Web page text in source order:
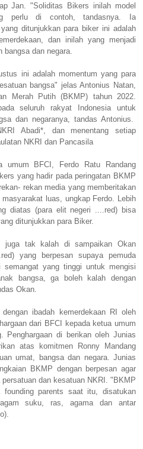
Jan. "Soliditas Bikers inilah model
perlu di contoh, tandasnya. Ia
ditunjukkan para biker ini adalah
dan inilah yang menjadi
bangsa dan negara.
ini adalah momentum yang para
bangsa" jelas Antonius Natan,
Merah Putih (BKMP) tahun 2022.
seluruh rakyat Indonesia untuk
dan negaranya, tandas Antonius.
Abadi*, dan menentang setiap
NKRI dan Pancasila
umum BFCI, Ferdo Ratu Randang
yang hadir pada peringatan BKMP
rekan media yang memberitakan
luas, ungkap Ferdo. Lebih
diatas (para elit negeri ....red) bisa
ditunjukkan para Biker.
juga tak kalah di sampaikan Okan
yang berpesan supaya pemuda
semangat yang tinggi untuk mengisi
bangsa, ga boleh kalah dengan
Okan.
ibadah kemerdekaan RI oleh
dari BFCI kepada ketua umum
Penghargaan di berikan oleh Junias
atas komitmen Ronny Mandang
umat, bangsa dan negara. Junias
BKMP dengan berpesan agar
dan kesatuan NKRI. "BKMP
founding parents saat itu, disatukan
suku, ras, agama dan antar